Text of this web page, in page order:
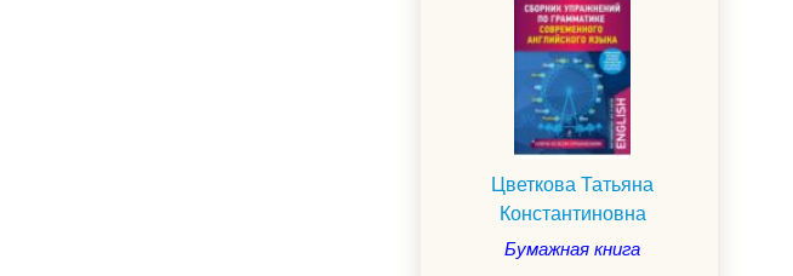
Цветкова Татьяна
Константиновна
Бумажная книга